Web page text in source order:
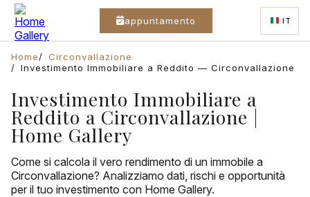
appuntamento IT
Home
Circonvallazione
Investimento Immobiliare a Reddito — Circonvallazione
Investimento Immobiliare a
Reddito a Circonvallazione |
Home Gallery
Come si calcola il vero rendimento di un immobile a
Circonvallazione? Analizziamo dati, rischi e opportunità
per il tuo investimento con Home Gallery.